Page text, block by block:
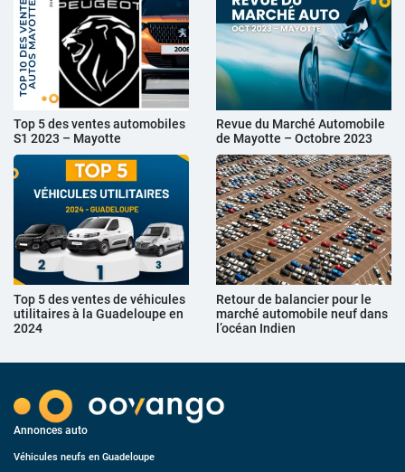
Top 5 des ventes automobiles
S1 2023 – Mayotte
Revue du Marché Automobile
de Mayotte – Octobre 2023
Top 5 des ventes de véhicules
utilitaires à la Guadeloupe en
2024
Retour de balancier pour le
marché automobile neuf dans
l’océan Indien
Annonces auto
Véhicules neufs en Guadeloupe